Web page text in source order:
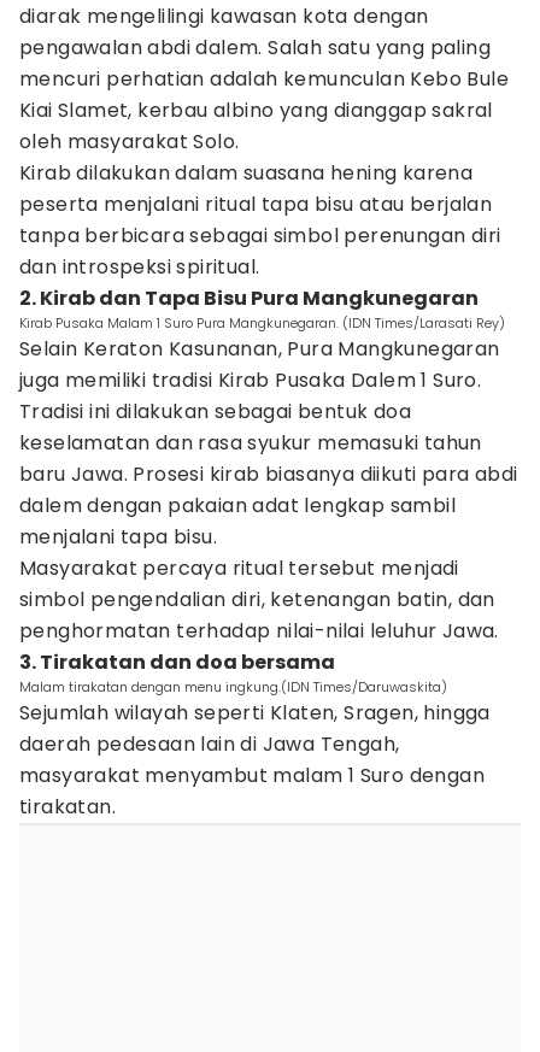
diarak mengelilingi kawasan kota dengan
pengawalan abdi dalem. Salah satu yang paling
mencuri perhatian adalah kemunculan Kebo Bule
Kiai Slamet, kerbau albino yang dianggap sakral
oleh masyarakat Solo.
Kirab dilakukan dalam suasana hening karena
peserta menjalani ritual tapa bisu atau berjalan
tanpa berbicara sebagai simbol perenungan diri
dan introspeksi spiritual.
2. Kirab dan Tapa Bisu Pura Mangkunegaran
Kirab Pusaka Malam 1 Suro Pura Mangkunegaran. (IDN Times/Larasati Rey)
Selain Keraton Kasunanan, Pura Mangkunegaran
juga memiliki tradisi Kirab Pusaka Dalem 1 Suro.
Tradisi ini dilakukan sebagai bentuk doa
keselamatan dan rasa syukur memasuki tahun
baru Jawa. Prosesi kirab biasanya diikuti para abdi
dalem dengan pakaian adat lengkap sambil
menjalani tapa bisu.
Masyarakat percaya ritual tersebut menjadi
simbol pengendalian diri, ketenangan batin, dan
penghormatan terhadap nilai-nilai leluhur Jawa.
3. Tirakatan dan doa bersama
Malam tirakatan dengan menu ingkung.(IDN Times/Daruwaskita)
Sejumlah wilayah seperti Klaten, Sragen, hingga
daerah pedesaan lain di Jawa Tengah,
masyarakat menyambut malam 1 Suro dengan
tirakatan.